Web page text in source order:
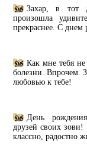
Захар, в тот
произошла
прекраснее. С днем
Как мне тебя не
болезни. Впрочем.
любовью к тебе!
День
друзей своих
классно, радостно